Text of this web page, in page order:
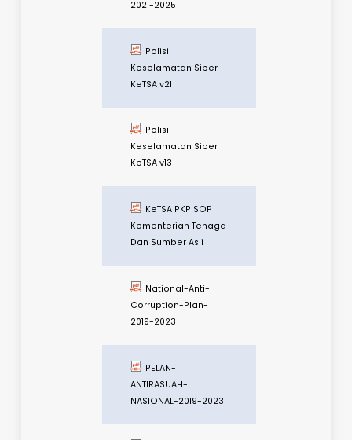
Keselamatan Siber
(PKS) NRECC v22
Malaysia-Digital-
Economy-Blueprint
Pendigitalan KeTSA
2021-2025
Keselamatan Siber
KeTSA v21
Polisi
Keselamatan Siber
KeTSA v13